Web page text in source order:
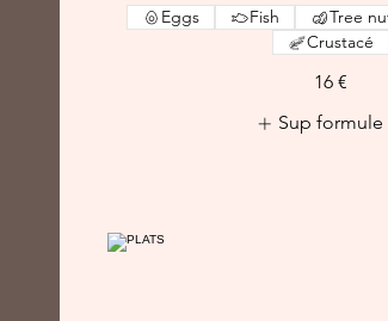
16 €
Eggs Fish Tree
Crustacé
Sup formule